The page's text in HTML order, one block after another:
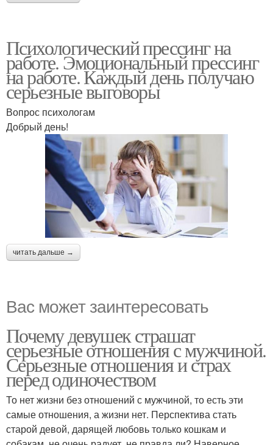
Психологический прессинг на
работе. Эмоциональный прессинг
на работе. Каждый день получаю
серьезные выговоры
Вопрос психологам
Добрый день!
читать дальше →
Вас может заинтересовать
Почему девушек страшат
серьезные отношения с мужчиной.
Серьезные отношения и страх
перед одиночеством
То нет жизни без отношений с мужчиной, то есть эти
самые отношения, а жизни нет. Перспектива стать
старой девой, дарящей любовь только кошкам и